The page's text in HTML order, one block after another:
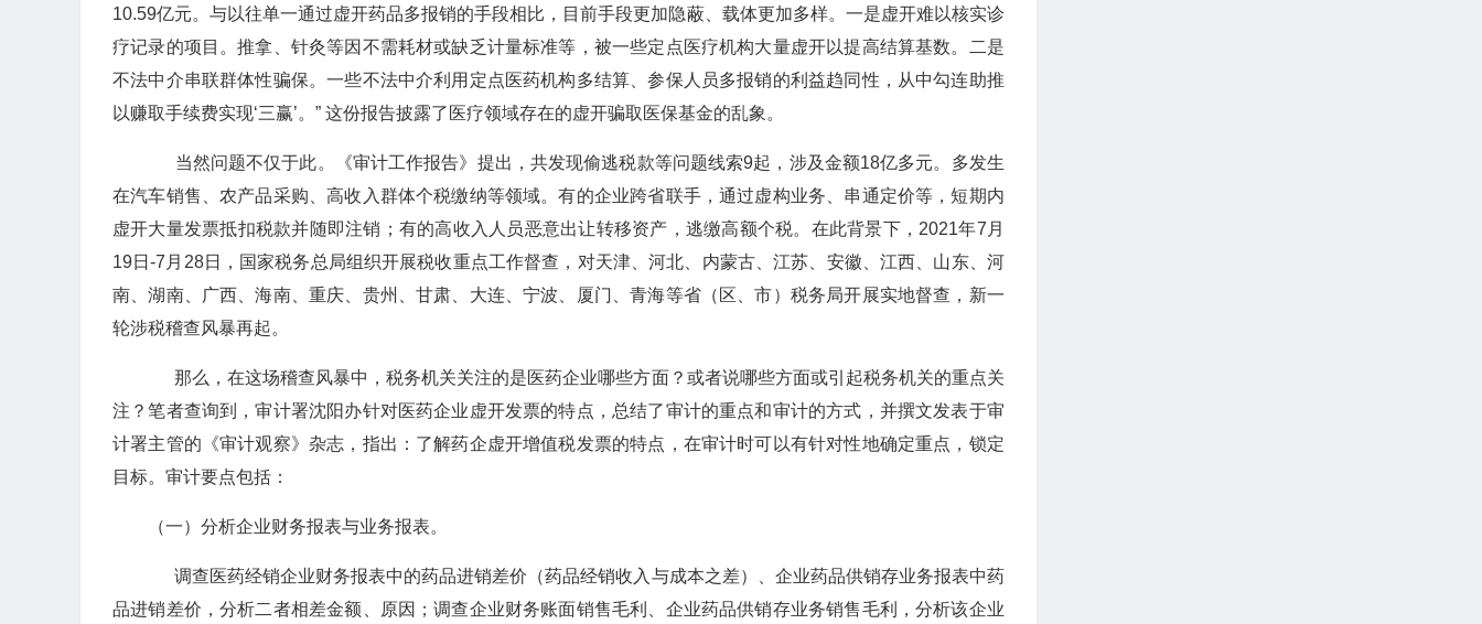
10.59亿元。与以往单一通过虚开药品多报销的手段相比，目前手段更加隐蔽、载体更加多样。一是虚开难以核实诊
疗记录的项目。推拿、针灸等因不需耗材或缺乏计量标准等，被一些定点医疗机构大量虚开以提高结算基数。二是
不法中介串联群体性骗保。一些不法中介利用定点医药机构多结算、参保人员多报销的利益趋同性，从中勾连助推
以赚取手续费实现‘三赢’。” 这份报告披露了医疗领域存在的虚开骗取医保基金的乱象。
当然问题不仅于此。《审计工作报告》提出，共发现偷逃税款等问题线索9起，涉及金额18亿多元。多发生
在汽车销售、农产品采购、高收入群体个税缴纳等领域。有的企业跨省联手，通过虚构业务、串通定价等，短期内
虚开大量发票抵扣税款并随即注销；有的高收入人员恶意出让转移资产，逃缴高额个税。在此背景下，2021年7月
19日-7月28日，国家税务总局组织开展税收重点工作督查，对天津、河北、内蒙古、江苏、安徽、江西、山东、河
南、湖南、广西、海南、重庆、贵州、甘肃、大连、宁波、厦门、青海等省（区、市）税务局开展实地督查，新一
轮涉税稽查风暴再起。
那么，在这场稽查风暴中，税务机关关注的是医药企业哪些方面？或者说哪些方面或引起税务机关的重点关
注？笔者查询到，审计署沈阳办针对医药企业虚开发票的特点，总结了审计的重点和审计的方式，并撰文发表于审
计署主管的《审计观察》杂志，指出：了解药企虚开增值税发票的特点，在审计时可以有针对性地确定重点，锁定
目标。审计要点包括：
（一）分析企业财务报表与业务报表。
调查医药经销企业财务报表中的药品进销差价（药品经销收入与成本之差）、企业药品供销存业务报表中药
品进销差价，分析二者相差金额、原因；调查企业财务账面销售毛利、企业药品供销存业务销售毛利，分析该企业